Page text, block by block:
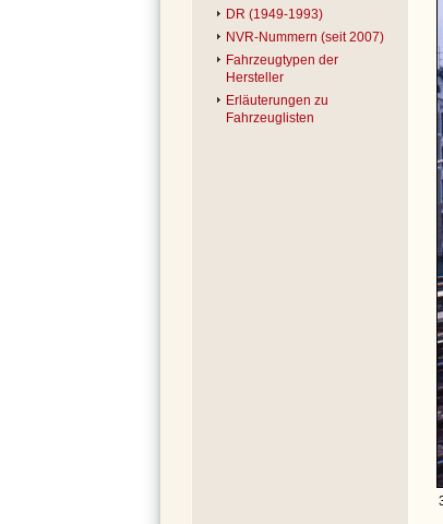
DR (1949-1993)
NVR-Nummern (seit 2007)
Fahrzeugtypen der
Hersteller
Erläuterungen zu
Fahrzeuglisten